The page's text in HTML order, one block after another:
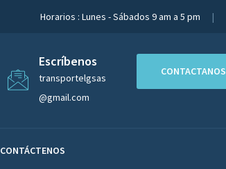
Horarios : Lunes - Sábados 9 am a 5 pm
Escríbenos
transportelgsas
@gmail.com
CONTACTANOS
CONTÁCTENOS